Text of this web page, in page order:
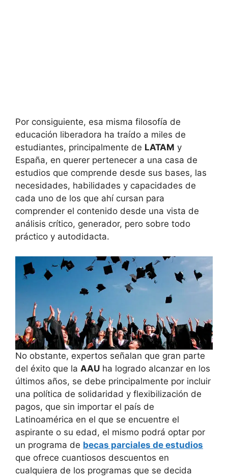
Por consiguiente, esa misma filosofía de
educación liberadora ha traído a miles de
estudiantes, principalmente de LATAM y
España, en querer pertenecer a una casa de
estudios que comprende desde sus bases, las
necesidades, habilidades y capacidades de
cada uno de los que ahí cursan para
comprender el contenido desde una vista de
análisis crítico, generador, pero sobre todo
práctico y autodidacta.
No obstante, expertos señalan que gran parte
del éxito que la AAU ha logrado alcanzar en los
últimos años, se debe principalmente por incluir
una política de solidaridad y flexibilización de
pagos, que sin importar el país de
Latinoamérica en el que se encuentre el
aspirante o su edad, el mismo podrá optar por
un programa de becas parciales de estudios
que ofrece cuantiosos descuentos en
cualquiera de los programas que se decida